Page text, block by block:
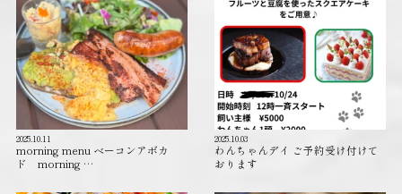
2025.10.11
morning menu ベーコンアボカ
ド morning …
2025.10.03
わんちゃんデイ ご予約受け付けて
おります️